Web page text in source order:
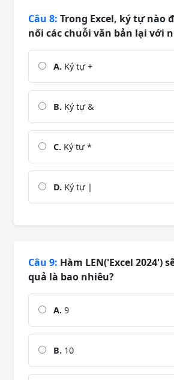
Câu 8: Trong Excel, ký tự nào
nối các chuỗi văn bản lại với
A. Ký tự +
B. Ký tự &
C. Ký tự *
D. Ký tự |
Câu 9: Hàm LEN('Excel 2024')
quả là bao nhiêu?
A. 9
B. 10